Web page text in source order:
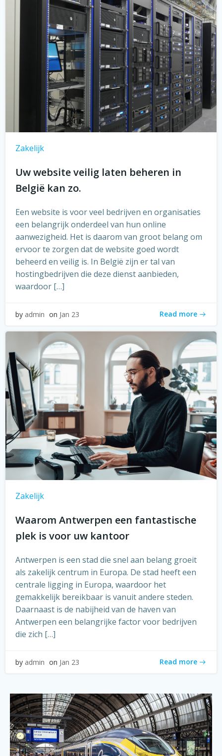
Zakelijk
Uw website veilig laten beheren in
België kan zo.
Een website is voor veel bedrijven en organisaties
een belangrijk onderdeel van hun online
aanwezigheid. Het is daarom van groot belang om
ervoor te zorgen dat de website goed wordt
beheerd en veilig is. In België zijn er tal van
hostingbedrijven die deze dienst aanbieden,
waardoor […]
by admin on Jan 23 Read more
Zakelijk
Waarom Antwerpen een fantastische
plek is voor uw kantoor
Antwerpen is een stad die snel aan belang groeit
als zakelijk centrum in Europa. De stad heeft een
centrale ligging in Europa, waardoor het
gemakkelijk bereikbaar is vanuit andere steden.
Daarnaast is de nabijheid van de haven van
Antwerpen een belangrijke factor voor bedrijven
die zich […]
by admin on Jan 23 Read more